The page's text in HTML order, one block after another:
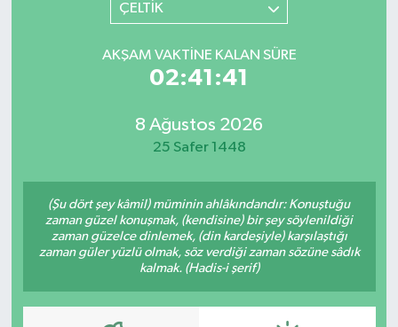
ÇELTİK
AKŞAM VAKTINE KALAN SÜRE
02:41:41
8 Ağustos 2026
25 Safer 1448
(Şu dört şey kâmil) müminin ahlâkındandır: Konuştuğu
zaman güzel konuşmak, (kendisine) bir şey söylenildiği
zaman güzelce dinlemek, (din kardeşiyle) karşılaştığı
zaman güler yüzlü olmak, söz verdiği zaman sözüne sâdık
kalmak. (Hadis-i şerif)
İstanbul Trafik Yoğunluk Haritası
Süper Lig Puan Durumu ve Fikstür
Haber Arşivi